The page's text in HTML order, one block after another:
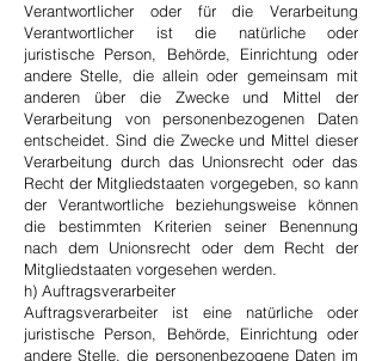
Verantwortlicher oder für die Verarbeitung
Verantwortlicher ist die natürliche oder
juristische Person, Behörde, Einrichtung oder
andere Stelle, die allein oder gemeinsam mit
anderen über die Zwecke und Mittel der
Verarbeitung von personenbezogenen Daten
entscheidet. Sind die Zwecke und Mittel dieser
Verarbeitung durch das Unionsrecht oder das
Recht der Mitgliedstaaten vorgegeben, so kann
der Verantwortliche beziehungsweise können
die bestimmten Kriterien seiner Benennung
nach dem Unionsrecht oder dem Recht der
Mitgliedstaaten vorgesehen werden.
h) Auftragsverarbeiter
Auftragsverarbeiter ist eine natürliche oder
juristische Person, Behörde, Einrichtung oder
andere Stelle, die personenbezogene Daten im